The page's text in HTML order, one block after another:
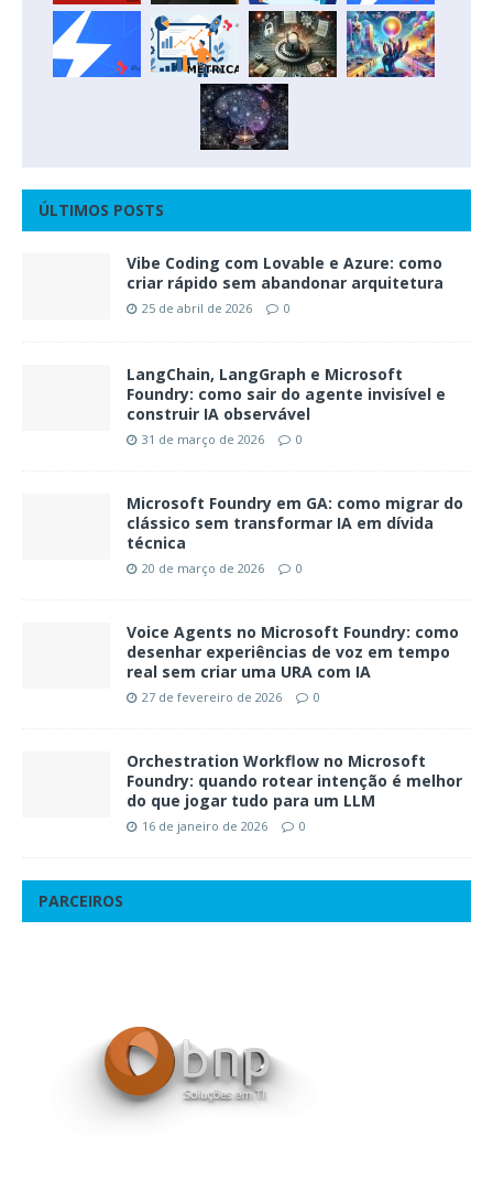
ÚLTIMOS POSTS
Vibe Coding com Lovable e Azure: como
criar rápido sem abandonar arquitetura
25 de abril de 2026 0
LangChain, LangGraph e Microsoft
Foundry: como sair do agente invisível e
construir IA observável
31 de março de 2026 0
Microsoft Foundry em GA: como migrar do
clássico sem transformar IA em dívida
técnica
20 de março de 2026 0
Voice Agents no Microsoft Foundry: como
desenhar experiências de voz em tempo
real sem criar uma URA com IA
27 de fevereiro de 2026 0
Orchestration Workflow no Microsoft
Foundry: quando rotear intenção é melhor
do que jogar tudo para um LLM
16 de janeiro de 2026 0
PARCEIROS